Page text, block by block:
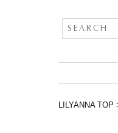
LILYANNA TOP